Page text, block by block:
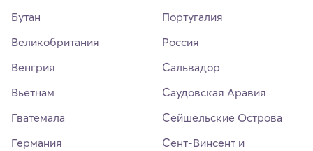
Бутан
Великобритания
Венгрия
Вьетнам
Гватемала
Германия
Португалия
Россия
Сальвадор
Саудовская Аравия
Сейшельские Острова
Сент-Винсент и